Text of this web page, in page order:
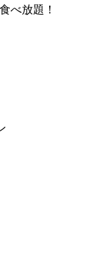
べ放題！